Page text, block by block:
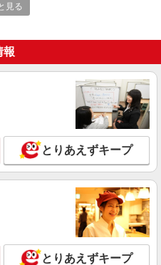
ド611）
ポルタ千住店 東京都足立区千住
詳細を見る
NEW
店 東京都足立区西伊興4-1-22
詳細を見る
見る
報
とりあえずキープ
とりあえずキープ